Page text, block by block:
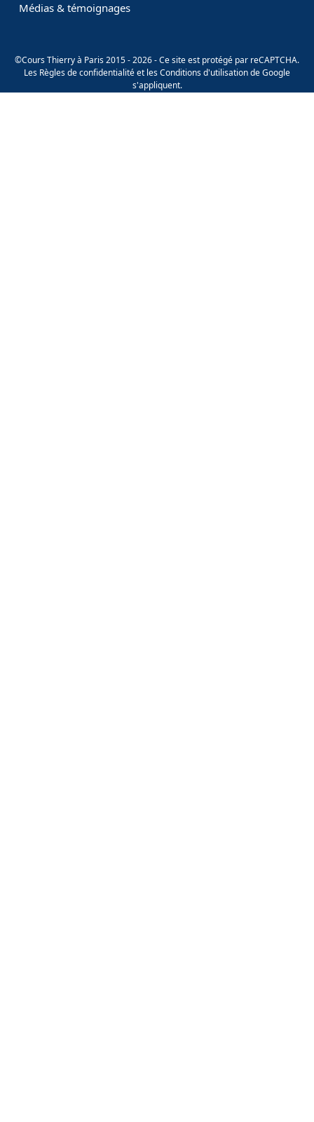
Médias & témoignages
©Cours Thierry à Paris 2015 - 2026 - Ce site est protégé par reCAPTCHA.
Les Règles de confidentialitéet lesConditions d'utilisationde Google
s'appliquent.